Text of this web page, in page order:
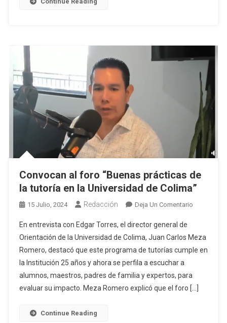
Convocan al foro “Buenas prácticas de
la tutoría en la Universidad de Colima”
15 Julio, 2024 Redacción Deja Un ComentarioEn
Foro
“Buenas
La
En entrevista con Edgar Torres, el director general de
Orientación de la Universidad de Colima, Juan Carlos Meza
Romero, destacó que este programa de tutorías cumple en
la Institución 25 años y ahora se perfila a escuchar a
alumnos, maestros, padres de familia y expertos, para
evaluar su impacto. Meza Romero explicó que el foro […]
Continue Reading